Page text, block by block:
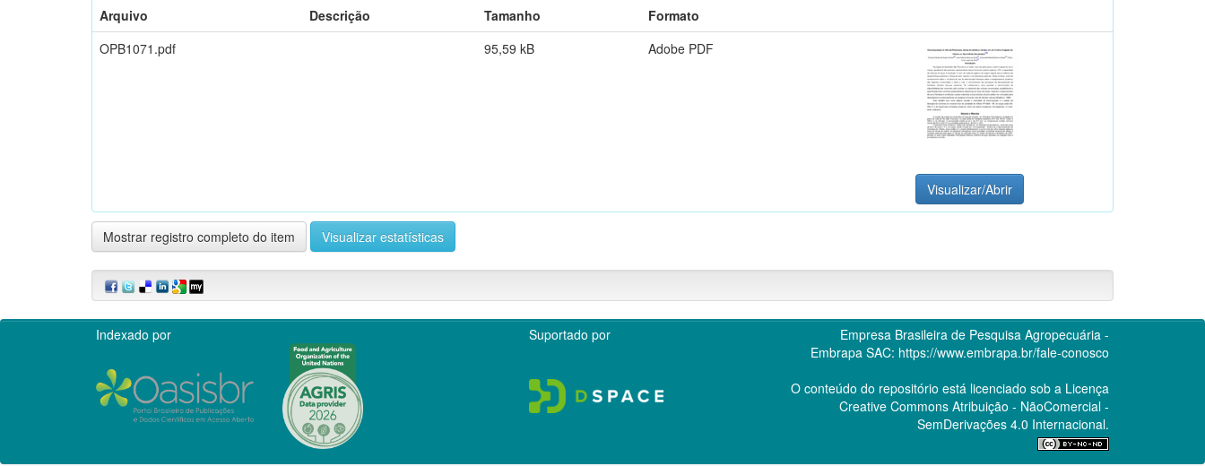
Arquivo
Descrição Tamanho
Formato
OPB1071.pdf
95,59 kB Adobe PDF
Visualizar/Abrir
Mostrar registro completo do item Visualizar estatísticas
Indexado por Suportado por
Empresa Brasileira de Pesquisa Agropecuária -
Embrapa SAC: https://www.embrapa.br/fale-conosco
O conteúdo do repositório está licenciado sob a Licença
Creative CommonsAtribuição - NãoComercial -
SemDerivações 4.0 Internacional.